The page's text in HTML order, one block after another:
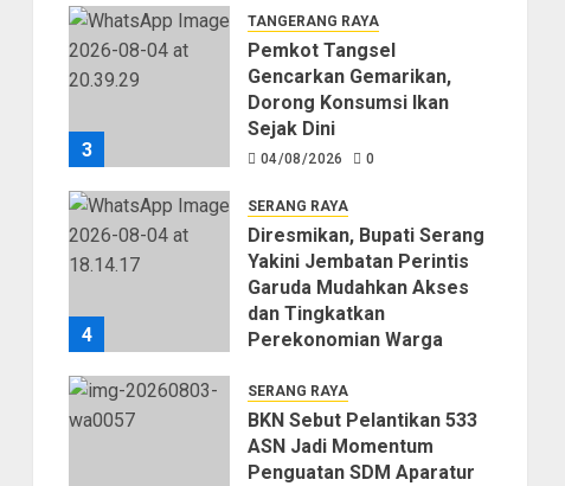
3
TANGERANG RAYA
Pemkot Tangsel
Gencarkan Gemarikan,
Dorong Konsumsi Ikan
Sejak Dini
04/08/2026 0
4
SERANG RAYA
Diresmikan, Bupati Serang
Yakini Jembatan Perintis
Garuda Mudahkan Akses
dan Tingkatkan
Perekonomian Warga
SERANG RAYA
BKN Sebut Pelantikan 533
ASN Jadi Momentum
Penguatan SDM Aparatur